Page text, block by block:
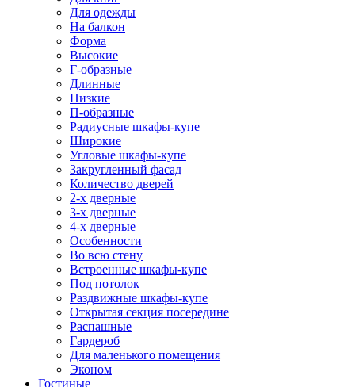
Для одежды
На балкон
Форма
Высокие
Г-образные
Длинные
Низкие
П-образные
Радиусные шкафы-купе
Широкие
Угловые шкафы-купе
Закругленный фасад
Количество дверей
2-х дверные
3-х дверные
4-х дверные
Особенности
Во всю стену
Встроенные шкафы-купе
Под потолок
Раздвижные шкафы-купе
Открытая секция посередине
Распашные
Гардероб
Для маленького помещения
Эконом
Гостиные